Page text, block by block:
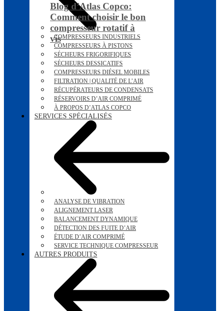
Blog d’Atlas Copco:
Comment choisir le bon
compresseur rotatif à
vis
COMPRESSEURS INDUSTRIELS
COMPRESSEURS À PISTONS
SÉCHEURS FRIGORIFIQUES
SÉCHEURS DESSICATIFS
COMPRESSEURS DIÉSEL MOBILES
FILTRATION | QUALITÉ DE L’AIR
RÉCUPÉRATEURS DE CONDENSATS
RÉSERVOIRS D’AIR COMPRIMÉ
À PROPOS D’ATLAS COPCO
SERVICES SPÉCIALISÉS
ANALYSE DE VIBRATION
ALIGNEMENT LASER
BALANCEMENT DYNAMIQUE
DÉTECTION DES FUITE D’AIR
ÉTUDE D’AIR COMPRIMÉ
SERVICE TECHNIQUE COMPRESSEUR
AUTRES PRODUITS